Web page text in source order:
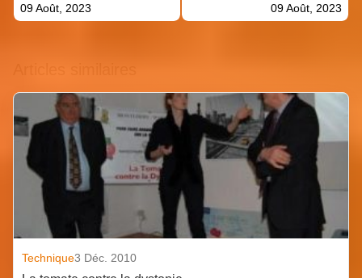
09 Août, 2023
09 Août, 2023
Technique3 Déc. 2010